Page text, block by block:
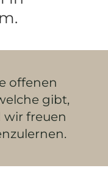
offenen
gibt,
wir freuen